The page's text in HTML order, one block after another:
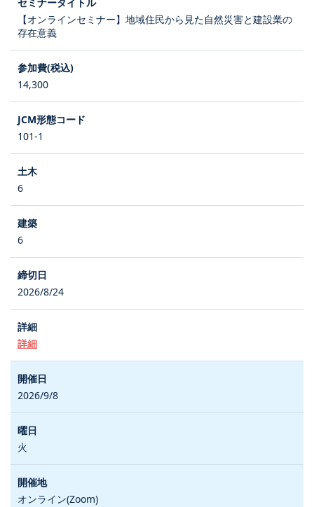
【オンラインセミナー】地域住民から見た自然災害と建設業の
存在意義
14,300
101-1
6
6
2026/8/24
詳細
2026/9/8
火
オンライン(Zoom)